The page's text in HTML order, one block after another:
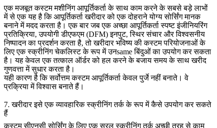
एक मजबूत कस्टम मशीनिंग आपूर्तिकर्ता के साथ काम करने के सबसे बड़े लाभों
में से एक यह है कि आपूर्तिकर्ता खरीदार को एक दोहराने योग्य सोर्सिंग मानक
बनाने में मदद करता है। एक बार जब एक अच्छा आपूर्तिकर्ता स्पष्ट इंजीनियरिंग
प्रतिक्रिया, उपयोगी डीएफएम (DFM) इनपुट, स्थिर संचार और विश्वसनीय
निष्पादन का प्रदर्शन करता है, तो खरीदार भविष्य की कस्टम परियोजनाओं के
लिए एक स्क्रीनिंग चेकलिस्ट के रूप में उनsame बिंदुओं का उपयोग कर सकता
है। यह केवल एक तत्काल ऑर्डर को हल करने के बजाय समय के साथ खरीद
गुणवत्ता में सुधार करता है।
यही कारण है कि सर्वोत्तम कस्टम आपूर्तिकर्ता केवल पुर्जे नहीं बनाते। वे
प्रक्रिया में विश्वास बनाते हैं।
7. खरीदार इसे एक व्यावहारिक स्क्रीनिंग तर्क के रूप में कैसे उपयोग कर सकते
हैं
कस्टम सीएनसी सोर्सिंग के लिए एक सरल स्क्रीनिंग तर्क अच्छी तरह से काम